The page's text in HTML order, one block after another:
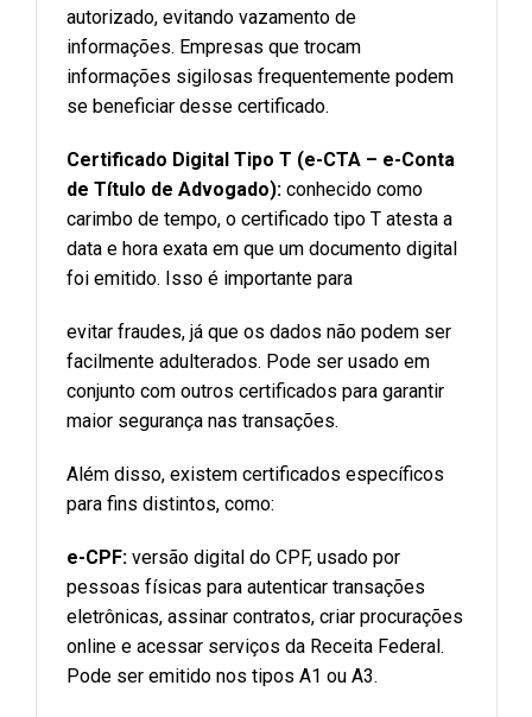
autorizado, evitando vazamento de
informações. Empresas que trocam
informações sigilosas frequentemente podem
se beneficiar desse certificado.
Certificado Digital Tipo T (e-CTA – e-Conta
de Título de Advogado): conhecido como
carimbo de tempo, o certificado tipo T atesta a
data e hora exata em que um documento digital
foi emitido. Isso é importante para
evitar fraudes, já que os dados não podem ser
facilmente adulterados. Pode ser usado em
conjunto com outros certificados para garantir
maior segurança nas transações.
Além disso, existem certificados específicos
para fins distintos, como:
e-CPF: versão digital do CPF, usado por
pessoas físicas para autenticar transações
eletrônicas, assinar contratos, criar procurações
online e acessar serviços da Receita Federal.
Pode ser emitido nos tipos A1 ou A3.